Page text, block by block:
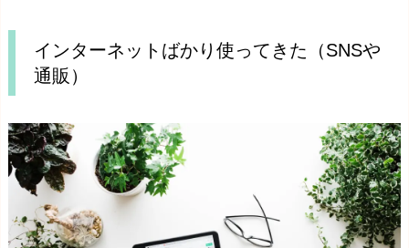
インターネットばかり使ってきた（SNSや
通販）